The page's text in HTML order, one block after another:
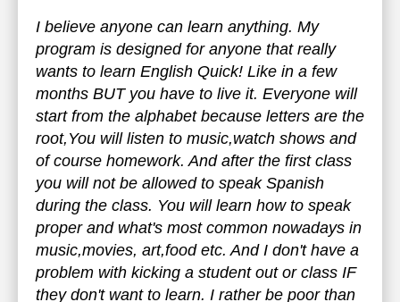
I believe anyone can learn anything. My
program is designed for anyone that really
wants to learn English Quick! Like in a few
months BUT you have to live it. Everyone will
start from the alphabet because letters are the
root,You will listen to music,watch shows and
of course homework. And after the first class
you will not be allowed to speak Spanish
during the class. You will learn how to speak
proper and what's most common nowadays in
music,movies, art,food etc. And I don't have a
problem with kicking a student out or class IF
they don't want to learn. I rather be poor than